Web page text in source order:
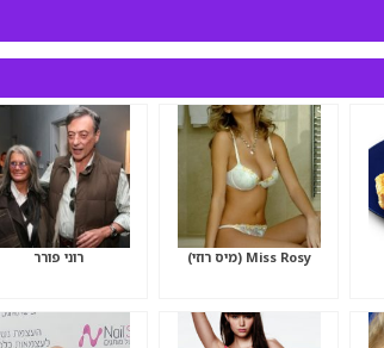
Miss Rosy (מיס רוזי) רוני פורר